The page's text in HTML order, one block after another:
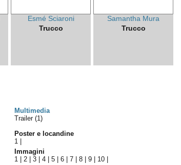
Esmé Sciaroni
Trucco
Samantha Mura
Trucco
Multimedia
Trailer (1)
Poster e locandine
1
Immagini
1 |2 |3 |4 |5 |6 |7 |8 |9 10